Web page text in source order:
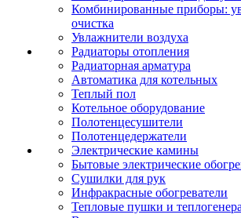
Комбинированные приборы:
очистка
Увлажнители воздуха
Радиаторы отопления
Радиаторная арматура
Автоматика для котельных
Теплый пол
Котельное оборудование
Полотенцесушители
Полотенцедержатели
Электрические камины
Бытовые электрические
Сушилки для рук
Инфракрасные обогреватели
Тепловые пушки и